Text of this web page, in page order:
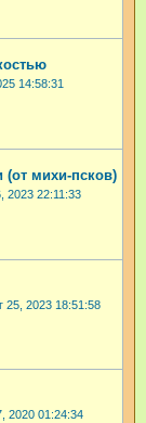
14:58:31
(от михи-псков)
2023 22:11:33
25, 2023 18:51:58
2020 01:24:34